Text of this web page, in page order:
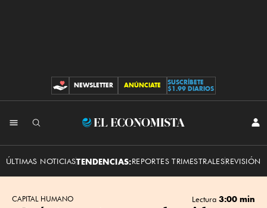
CONTRIBUCIONES
NEWSLETTER ANÚNCIATE
SUSCRÍBETE
$1.99 DIARIOS
El
ÚLTIMAS NOTICIASTENDENCIAS:REPORTES TRIMESTRALESREVISIÓN
CAPITAL HUMANO Lectura 3:00 min